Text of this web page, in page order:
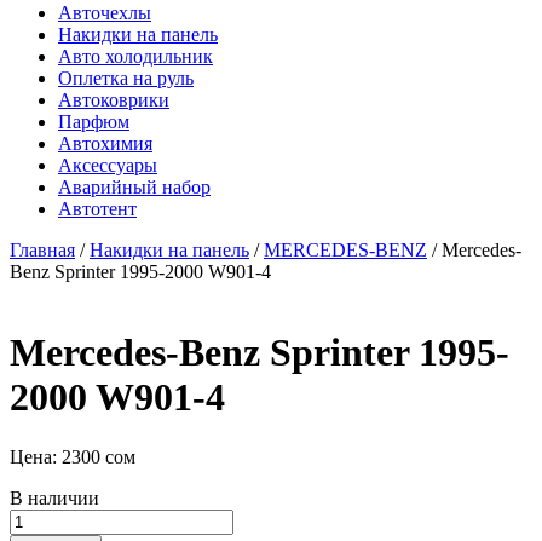
Авточехлы
Накидки на панель
Авто холодильник
Оплетка на руль
Автоковрики
Парфюм
Автохимия
Аксессуары
Аварийный набор
Автотент
Главная /Накидки на панель /MERCEDES-BENZ / Mercedes-
Benz Sprinter 1995-2000 W901-4
Mercedes-Benz Sprinter 1995-
2000 W901-4
Цена: 2300 сом
В наличии
Количество